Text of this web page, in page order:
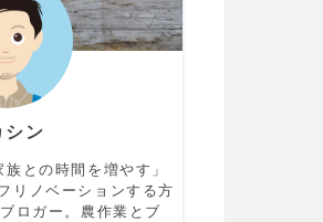
シン
との時間を増やす」
リノベーションする方
ロガー。農作業とブ